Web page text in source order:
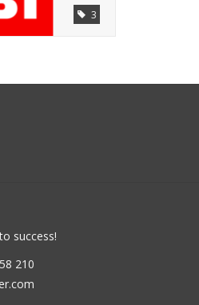
3
success!
210